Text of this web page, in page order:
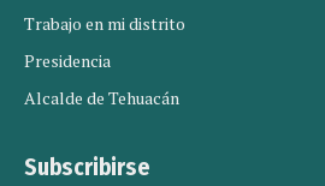
Trabajo en mi distrito
Presidencia
Alcalde de Tehuacán
Subscribirse